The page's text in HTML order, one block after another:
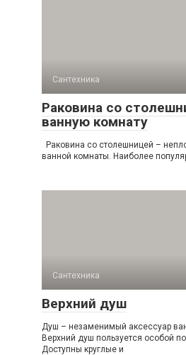
Сантехника
Раковина со
ванную комнату
Раковина со столешницей –
ванной комнаты. Наиболее
Сантехника
Верхний душ
Душ – незаменимый аксессуар
Верхний душ пользуется особой
Доступны круглые и